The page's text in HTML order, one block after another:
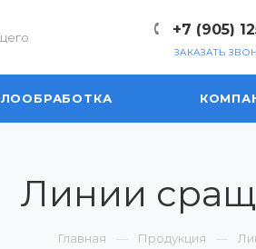
+7 (905)
ЗАКАЗАТЬ
Линии
Главная Продукция